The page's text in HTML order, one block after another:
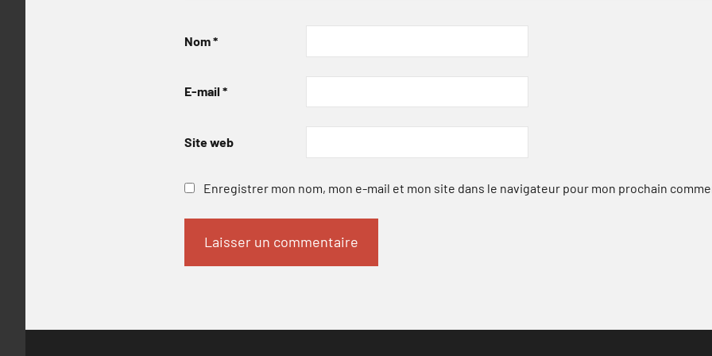
Nom*
E-mail *
Site web
Enregistrer mon nom, mon e-mail et mon site dans le navigateur pour mon prochain